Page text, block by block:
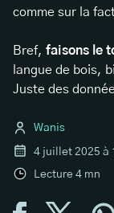
comme sur la
Bref, faisons le
langue de bois,
Juste des
Wanis
4 juillet 2025 à
Lecture 4 mn